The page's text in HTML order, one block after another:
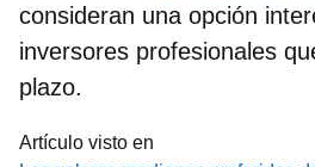
consideran una opción
inversores profesionales
plazo.
Artículo visto en